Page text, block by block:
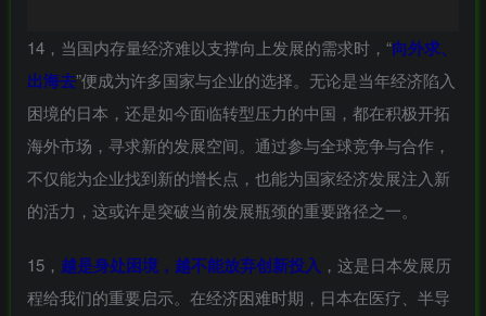
14，当国内存量经济难以支撑向上发展的需求时，“向外求、
出海去”便成为许多国家与企业的选择。无论是当年经济陷入
困境的日本，还是如今面临转型压力的中国，都在积极开拓
海外市场，寻求新的发展空间。通过参与全球竞争与合作，
不仅能为企业找到新的增长点，也能为国家经济发展注入新
的活力，这或许是突破当前发展瓶颈的重要路径之一。
15， 越是身处困境，越不能放弃创新投入 ，这是日本发展历
程给我们的重要启示。在经济困难时期，日本在医疗、半导